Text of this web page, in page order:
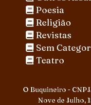
Poesia
Religião
Revistas
Sem
Teatro
O Buquineiro -
Nove de Julho,